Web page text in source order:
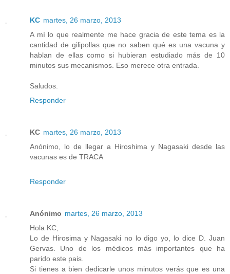
KC martes, 26 marzo, 2013
A mí lo que realmente me hace gracia de este tema es la
cantidad de gilipollas que no saben qué es una vacuna y
hablan de ellas como si hubieran estudiado más de 10
minutos sus mecanismos. Eso merece otra entrada.
Saludos.
Responder
KC martes, 26 marzo, 2013
Anónimo, lo de llegar a Hiroshima y Nagasaki desde las
vacunas es de TRACA
Responder
Anónimo martes, 26 marzo, 2013
Hola KC,
Lo de Hirosima y Nagasaki no lo digo yo, lo dice D. Juan
Gervas. Uno de los médicos más importantes que ha
parido este pais.
Si tienes a bien dedicarle unos minutos verás que es una